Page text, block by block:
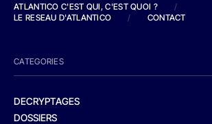
ATLANTICO C'EST QUI, C'EST QUOI ?
/
LE RESEAU D'ATLANTICO
/ CONTACT
CATEGORIES
DECRYPTAGES
DOSSIERS